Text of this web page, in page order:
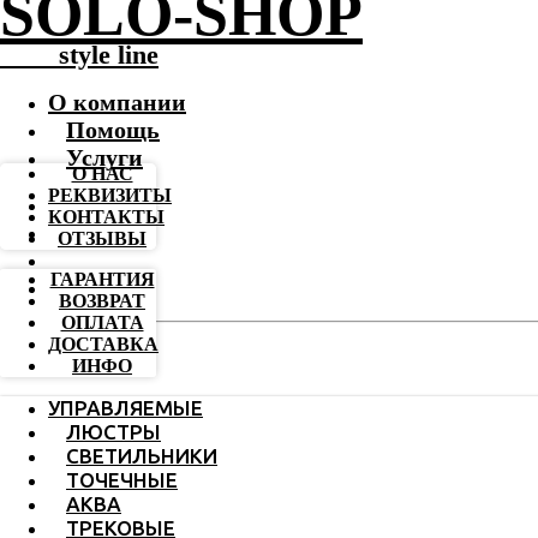
SOLO-SHOP
-------style line
О компании
Помощь
Услуги
О НАС
РЕКВИЗИТЫ
КОНТАКТЫ
ОТЗЫВЫ
ГАРАНТИЯ
ВОЗВРАТ
ОПЛАТА
ДОСТАВКА
ИНФО
УПРАВЛЯЕМЫЕ
ЛЮСТРЫ
СВЕТИЛЬНИКИ
ТОЧЕЧНЫЕ
АКВА
ТРЕКОВЫЕ